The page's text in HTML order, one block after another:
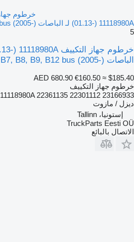
(01.13-) 11118980A لـ الباصات Volvo B7, B8, B9, B12 bus (2005-)
5
الباصات Volvo B7, B8, B9, B12 bus (2005-)
AED 680.90 €160.50 ≈ $185.40
خرطوم جهاز التكييف
11118980A 22361135 22301112 23166933
ديزل / مازوت
إستونيا، Tallinn
TruckParts Eesti OÜ
الاتصال بالبائع